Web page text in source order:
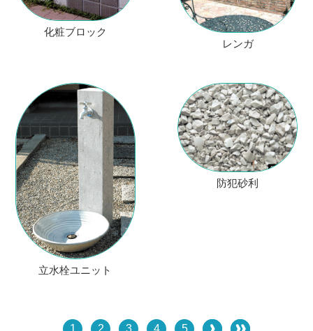
化粧ブロック
レンガ
立水栓ユニット
防犯砂利
1 2 3 4 5